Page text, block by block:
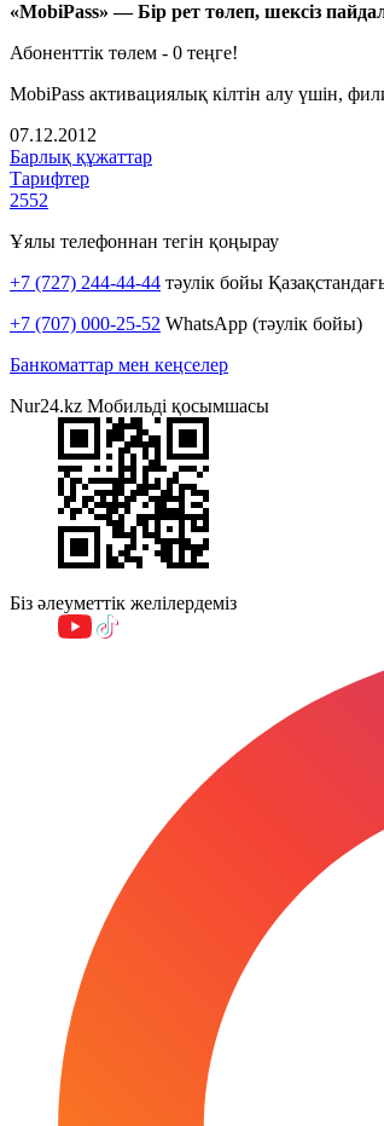
«MobiPass» — Бір рет төлеп, шексіз
Абоненттік төлем - 0 теңге!
MobiPass активациялық кілтін алу үшін,
07.12.2012
Барлық құжаттар
Тарифтер
2552
Ұялы телефоннан тегін қоңырау
+7 (727) 244-44-44 тәулік бойы
+7 (707) 000-25-52 WhatsApp (тәулік бойы)
Банкоматтар мен кеңселер
Nur24.kz Мобильді қосымшасы
Біз әлеуметтік желілердеміз